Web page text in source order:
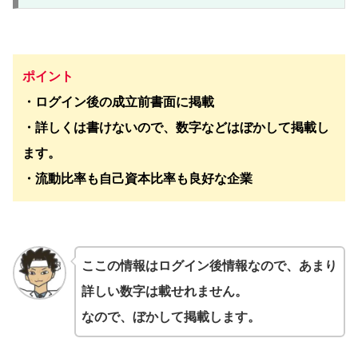
ポイント
・ログイン後の成立前書面に掲載
・詳しくは書けないので、数字などはぼかして掲載し
ます。
・流動比率も自己資本比率も良好な企業
ここの情報はログイン後情報なので、あまり
詳しい数字は載せれません。
なので、ぼかして掲載します。